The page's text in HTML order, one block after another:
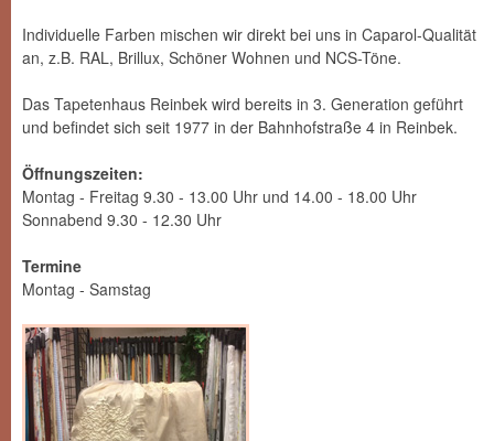
Individuelle Farben mischen wir direkt bei uns in Caparol-Qualität
an, z.B. RAL, Brillux, Schöner Wohnen und NCS-Töne.
Das Tapetenhaus Reinbek wird bereits in 3. Generation geführt
und befindet sich seit 1977 in der Bahnhofstraße 4 in Reinbek.
Öffnungszeiten:
Montag - Freitag 9.30 - 13.00 Uhr und 14.00 - 18.00 Uhr
Sonnabend 9.30 - 12.30 Uhr
Termine
Montag - Samstag